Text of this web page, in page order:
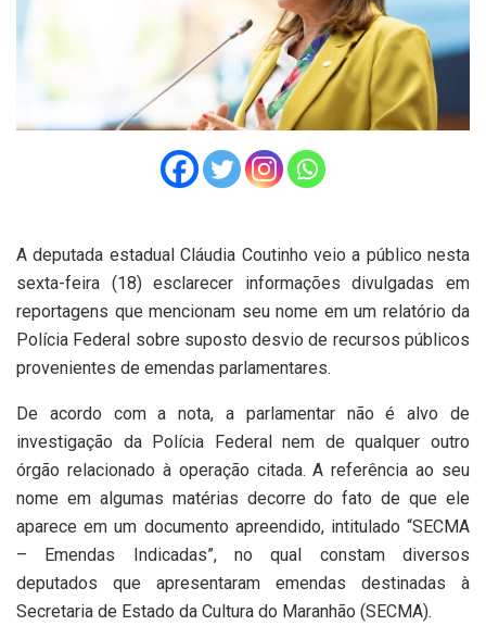
A deputada estadual Cláudia Coutinho veio a público nesta
sexta-feira (18) esclarecer informações divulgadas em
reportagens que mencionam seu nome em um relatório da
Polícia Federal sobre suposto desvio de recursos públicos
provenientes de emendas parlamentares.
De acordo com a nota, a parlamentar não é alvo de
investigação da Polícia Federal nem de qualquer outro
órgão relacionado à operação citada. A referência ao seu
nome em algumas matérias decorre do fato de que ele
aparece em um documento apreendido, intitulado “SECMA
– Emendas Indicadas”, no qual constam diversos
deputados que apresentaram emendas destinadas à
Secretaria de Estado da Cultura do Maranhão (SECMA).